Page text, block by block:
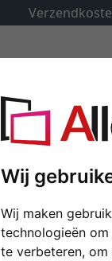
Wij
Wij maken
technologieën
te verbeteren, om
Kaders op maat